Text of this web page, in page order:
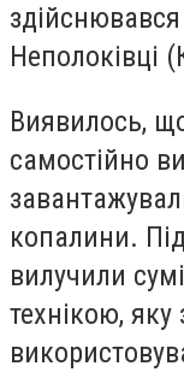
Неполоківці
Виявилось,
самостійно
копалини.
вилучили
технікою,